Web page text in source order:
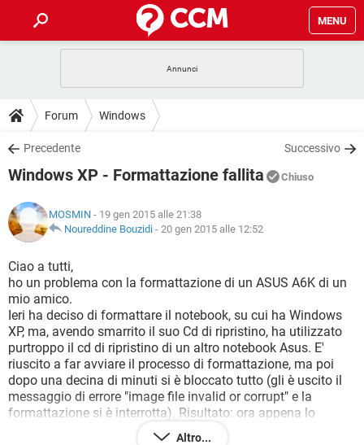
MENU
INTRATTENIMENTO
iOS
INSTAGRAM WHATSAPP
TIKTOK
HARDWARE
GUIDE
COVID-19
INSTAGRAM WHATSAPP
TIKTOK
HARDWARE
DOWNLOAD
COVID-19 GAMING
INTRATTENIMENTO
iOS WINDOWS 10
INSTAGRAM
TIKTOK FACEBOOK
HARDWARE
COVID-19 GAMING
INTRATTENIMENTO
iOS
INSTAGRAM
TIKTOK FACEBOOK
HARDWARE
GLOSSARIO
COVID-19
INTRATTENIMENTO ANDROID
iOS WINDOWS 10
INSTAGRAM WHATSAPP
TIKTOK FACEBOOK
HARDWARE
Forum Windows
Precedente Successivo
Windows XP - Formattazione fallita Chiuso
MOSMIN - 19 gen 2015 alle 21:38
Noureddine Bouzidi - 20 gen 2015 alle 12:52
Ciao a tutti,
ho un problema con la formattazione di un ASUS A6K di un
mio amico.
Ieri ha deciso di formattare il notebook, su cui ha Windows
XP, ma, avendo smarrito il suo Cd di ripristino, ha utilizzato
purtroppo il cd di ripristino di un altro notebook Asus. E'
riuscito a far avviare il processo di formattazione, ma poi
dopo una decina di minuti si è bloccato tutto (gli è uscito il
messaggio di errore "image file invalid or corrupt" e la
formattazione si è interrotta). Risultato: ora appena lo
accende appare solo una schermata nera con il cursore
Altro...